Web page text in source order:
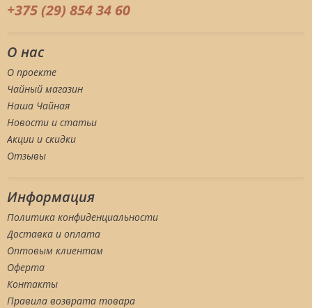
+375 (29) 854 34 60
О нас
О проекте
Чайный магазин
Наша Чайная
Новости и статьи
Акции и скидки
Отзывы
Информация
Политика конфиденциальности
Доставка и оплата
Оптовым клиентам
Оферта
Контакты
Правила возврата товара